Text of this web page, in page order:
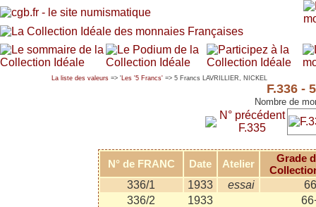
La liste des valeurs => 'Les '5 Francs' => 5 Francs LAVRILLIER, NICKEL
F.336 -
Nombre de
N° précédent
F.335
N° de FRANC Date Atelier
Grade
336/1
1933 essai
66
336/2
1933